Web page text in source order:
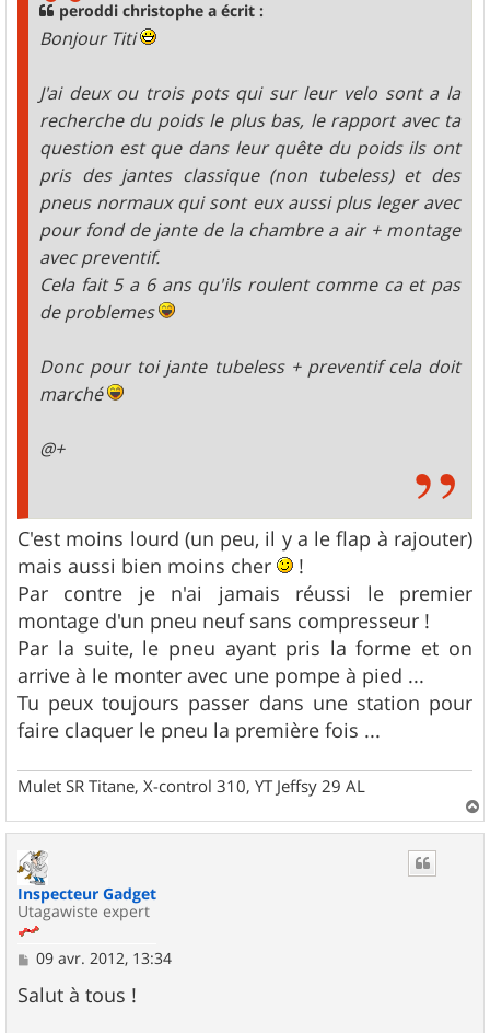
peroddi christophe a écrit :
Bonjour Titi
J'ai deux ou trois pots qui sur leur velo sont a la
recherche du poids le plus bas, le rapport avec ta
question est que dans leur quête du poids ils ont
pris des jantes classique (non tubeless) et des
pneus normaux qui sont eux aussi plus leger avec
pour fond de jante de la chambre a air + montage
avec preventif.
Cela fait 5 a 6 ans qu'ils roulent comme ca et pas
de problemes
Donc pour toi jante tubeless + preventif cela doit
marché
@+
C'est moins lourd (un peu, il y a le flap à rajouter)
mais aussi bien moins cher
!
Par contre je n'ai jamais réussi le premier
montage d'un pneu neuf sans compresseur !
Par la suite, le pneu ayant pris la forme et on
arrive à le monter avec une pompe à pied ...
Tu peux toujours passer dans une station pour
faire claquer le pneu la première fois ...
Mulet SR Titane, X-control 310, YT Jeffsy 29 AL
a
Inspecteur Gadget
Utagawiste expert
M
s
s
09 avr. 2012, 13:34
Salut à tous !